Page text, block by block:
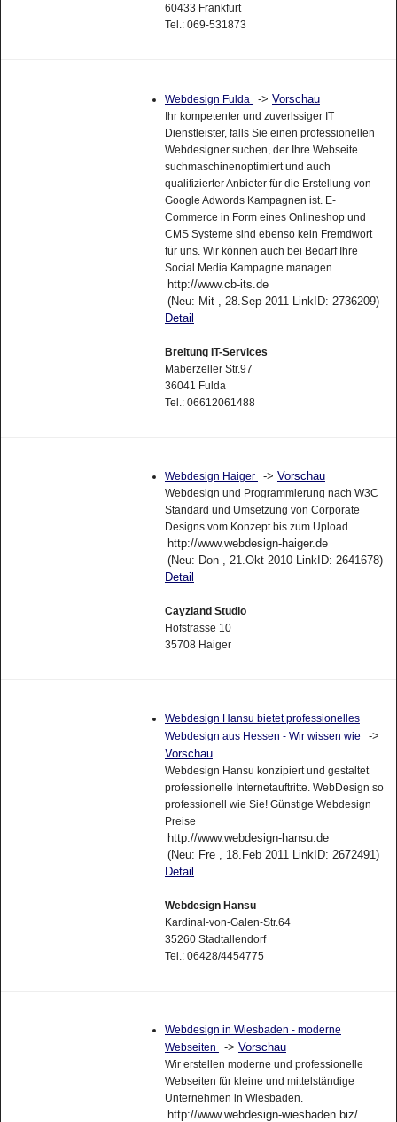
60433 Frankfurt
Tel.: 069-531873
Webdesign Fulda -> Vorschau
Ihr kompetenter und zuverlssiger IT
Dienstleister, falls Sie einen professionellen
Webdesigner suchen, der Ihre Webseite
suchmaschinenoptimiert und auch
qualifizierter Anbieter für die Erstellung von
Google Adwords Kampagnen ist. E-
Commerce in Form eines Onlineshop und
CMS Systeme sind ebenso kein Fremdwort
für uns. Wir können auch bei Bedarf Ihre
Social Media Kampagne managen.
http://www.cb-its.de
(Neu: Mit , 28.Sep 2011 LinkID: 2736209)
Detail
Breitung IT-Services
Maberzeller Str.97
36041 Fulda
Tel.: 06612061488
Webdesign Haiger -> Vorschau
Webdesign und Programmierung nach W3C
Standard und Umsetzung von Corporate
Designs vom Konzept bis zum Upload
http://www.webdesign-haiger.de
(Neu: Don , 21.Okt 2010 LinkID: 2641678)
Detail
Cayzland Studio
Hofstrasse 10
35708 Haiger
Webdesign Hansu bietet professionelles
Webdesign aus Hessen - Wir wissen wie
->
Vorschau
Webdesign Hansu konzipiert und gestaltet
professionelle Internetauftritte. WebDesign so
professionell wie Sie! Günstige Webdesign
Preise
http://www.webdesign-hansu.de
(Neu: Fre , 18.Feb 2011 LinkID: 2672491)
Detail
Webdesign Hansu
Kardinal-von-Galen-Str.64
35260 Stadtallendorf
Tel.: 06428/4454775
Webdesign in Wiesbaden - moderne
Webseiten
-> Vorschau
Wir erstellen moderne und professionelle
Webseiten für kleine und mittelständige
Unternehmen in Wiesbaden.
http://www.webdesign-wiesbaden.biz/